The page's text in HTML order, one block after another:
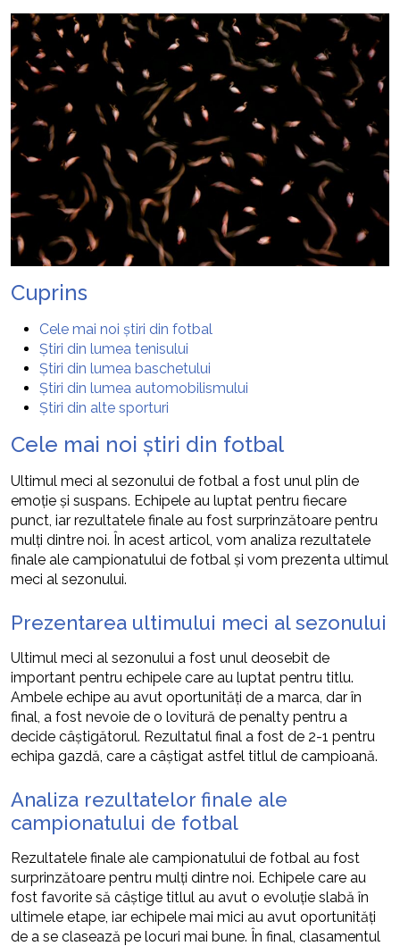
Cuprins
Cele mai noi știri din fotbal
Știri din lumea tenisului
Știri din lumea baschetului
Știri din lumea automobilismului
Știri din alte sporturi
Cele mai noi știri din fotbal
Ultimul meci al sezonului de fotbal a fost unul plin de
emoție și suspans. Echipele au luptat pentru fiecare
punct, iar rezultatele finale au fost surprinzătoare pentru
mulți dintre noi. În acest articol, vom analiza rezultatele
finale ale campionatului de fotbal și vom prezenta ultimul
meci al sezonului.
Prezentarea ultimului meci al sezonului
Ultimul meci al sezonului a fost unul deosebit de
important pentru echipele care au luptat pentru titlu.
Ambele echipe au avut oportunități de a marca, dar în
final, a fost nevoie de o lovitură de penalty pentru a
decide câștigătorul. Rezultatul final a fost de 2-1 pentru
echipa gazdă, care a câștigat astfel titlul de campioană.
Analiza rezultatelor finale ale
campionatului de fotbal
Rezultatele finale ale campionatului de fotbal au fost
surprinzătoare pentru mulți dintre noi. Echipele care au
fost favorite să câștige titlul au avut o evoluție slabă în
ultimele etape, iar echipele mai mici au avut oportunități
de a se clasează pe locuri mai bune. În final, clasamentul